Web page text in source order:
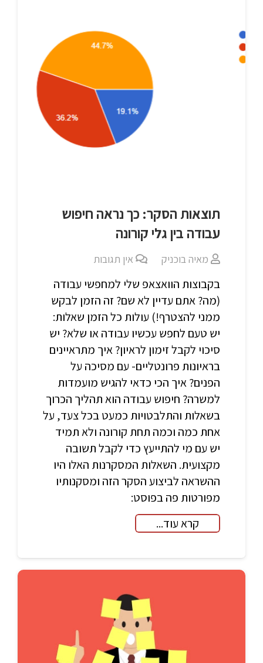
תוצאות הסקר: כך נראה חיפוש
עבודה בין גלי קורונה
מאיה בוכניק אין תגובות
בקבוצות הוואצאפ שלי למחפשי עבודה
(מה? אתם עדיין לא שם? זה הזמן לבקש
ממני להצטרף!) עולות כל הזמן שאלות:
יש טעם לחפש עכשיו עבודה או שלא? יש
סיכוי לקבל זימון לראיון? איך מתראיינים
בראיונות פרונטליים- עם מסיכה על
הפנים? איך הכי כדאי להגיש מועמדות
למשרה? חיפוש עבודה הוא תהליך הכרוך
בשאלות והתלבטויות כמעט בכל צעד, על
אחת כמה וכמה תחת קורונה ולא תמיד
יש עם מי להתייעץ כדי לקבל תשובה
מקצועית. השאלות המסקרנות האלו היו
ההשראה לביצוע הסקר הזה ומסקנותיו
מפורטות פה בפוסט:
קרא עוד...